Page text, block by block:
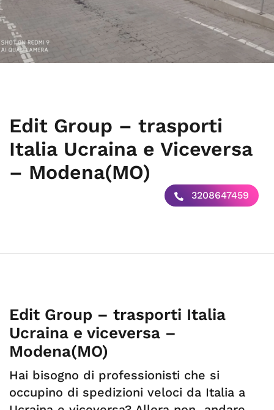
Edit Group – trasporti
Italia Ucraina e Viceversa
– Modena(MO)
3208647459
Edit Group – trasporti Italia
Ucraina e viceversa –
Modena(MO)
Hai bisogno di professionisti che si
occupino di spedizioni veloci da Italia a